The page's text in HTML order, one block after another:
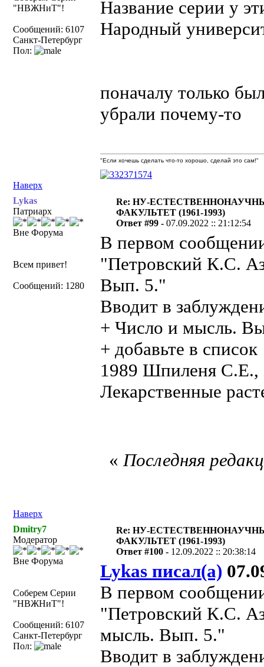
"НВЖНиТ"!
Сообщений: 6107
Санкт-Петербург
Пол:
Название серии у
Народный
поначалу только
убрали почему-то
Наверх
"Если хочешь сделать что-то хорошо, сделай это сам!"
Lykas
Патриарх
Вне Форума
Всем привет!
Сообщений: 1280
Re: НУ-
ФАКУЛЬТЕТ (1961-1993)
Ответ #99 -07.09.2022 :: 21:12:54
В первом
"Петровский К.С.
Вып. 5."
Вводит в
+ Число и мысль.
+ добавьте в список
1989 Шпиленя С.Е.,
Лекарственные
Наверх
«Последняя
Dmitry7
Модератор
Вне Форума
Соберем Серии
"НВЖНиТ"!
Сообщений: 6107
Санкт-Петербург
Пол:
Re: НУ-
ФАКУЛЬТЕТ (1961-1993)
Ответ #100 - 12.09.2022 :: 20:38:14
Lykas писал(а)
В первом
"Петровский К.С.
мысль. Вып. 5."
Вводит в